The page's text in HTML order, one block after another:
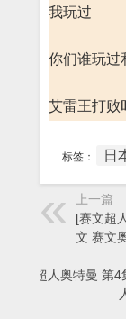
我玩过
你们谁玩过
艾雷王打败
标签： 日
上一篇
[赛文超
文 赛文
[赛文超人奥特曼 第